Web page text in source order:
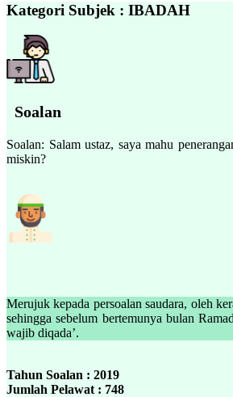
Kategori Subjek : IBADAH
Soalan
Soalan: Salam ustaz, saya mahu
miskin?
Merujuk kepada persoalan saudara, oleh
sehingga sebelum bertemunya bulan
wajib diqada’.
Tahun Soalan : 2019
Jumlah Pelawat : 748